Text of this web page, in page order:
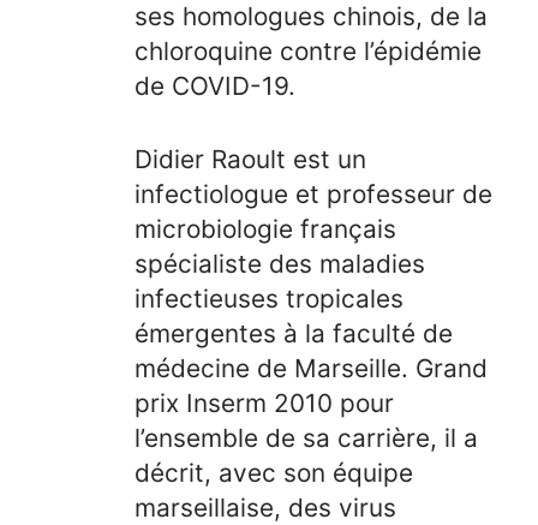
ses homologues chinois, de la
chloroquine contre l’épidémie
de COVID-19.
Didier Raoult est un
infectiologue et professeur de
microbiologie français
spécialiste des maladies
infectieuses tropicales
émergentes à la faculté de
médecine de Marseille. Grand
prix Inserm 2010 pour
l’ensemble de sa carrière, il a
décrit, avec son équipe
marseillaise, des virus